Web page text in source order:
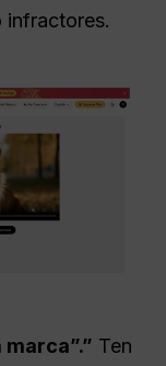
infractores.
Ten